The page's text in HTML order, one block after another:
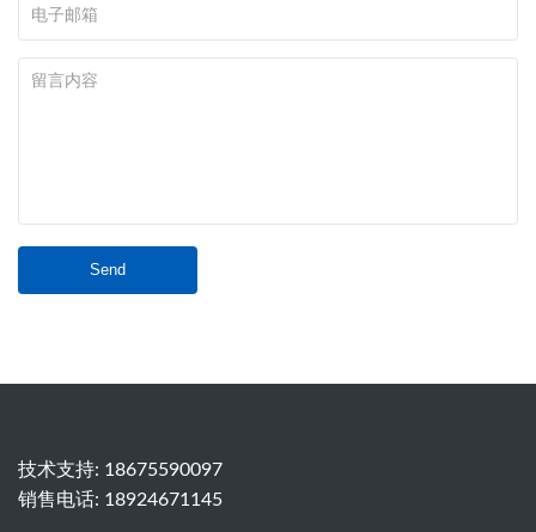
Send
技术支持: 18675590097
销售电话: 18924671145